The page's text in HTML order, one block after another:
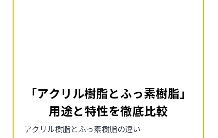
「アクリル樹脂とふっ素樹脂」
用途と特性を徹底比較
アクリル樹脂とふっ素樹脂の違い